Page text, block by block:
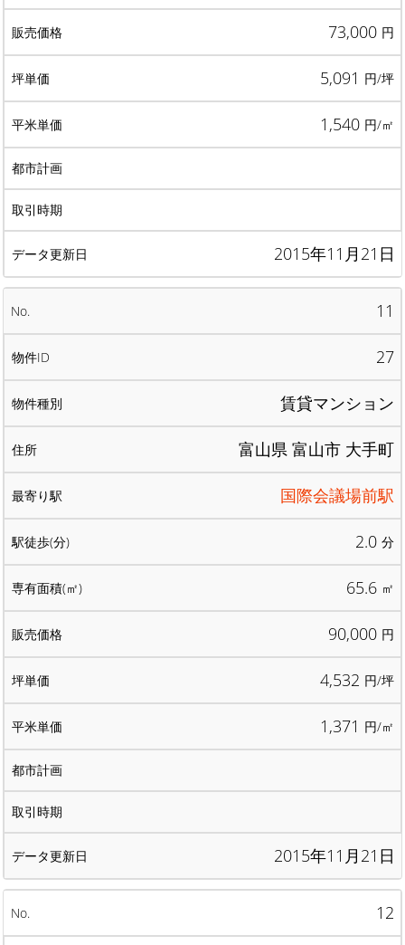
73,000 円
5,091 円/坪
1,540 円/㎡
2015年11月21日
11
27
賃貸マンション
富山県 富山市 大手町
国際会議場前駅
2.0 分
65.6 ㎡
90,000 円
4,532 円/坪
1,371 円/㎡
2015年11月21日
12